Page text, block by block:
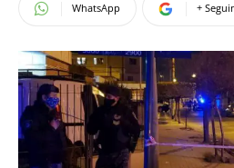
WhatsApp +